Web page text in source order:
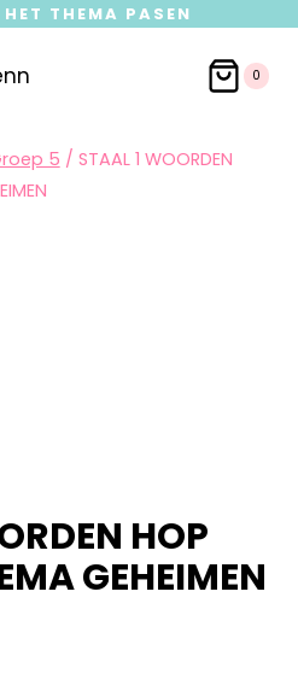
HET THEMA PASEN
0
5 / STAAL 1 WOORDEN
HOP
GEHEIMEN